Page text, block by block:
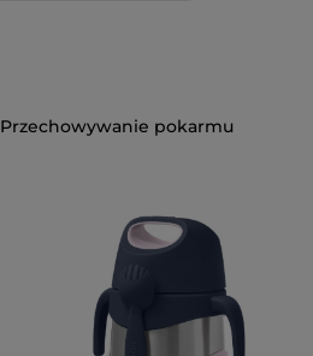
Przechowywanie pokarmu